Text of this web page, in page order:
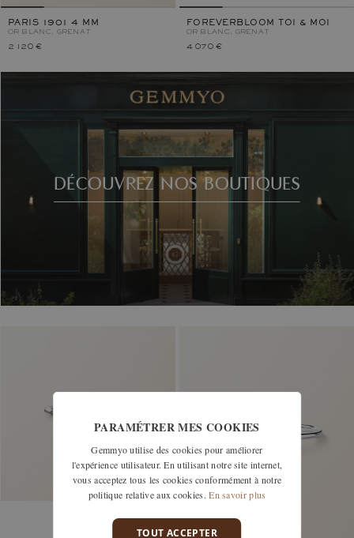
PARIS 1901 4 MM
OR BLANC, GRENAT
2 120 €
FOREVERBLOOM TOI & MOI
OR BLANC, GRENAT
4 070 €
DÉCOUVREZ NOS BOUTIQUES
PARAMÉTRER MES COOKIES
Gemmyo utilise des cookies pour améliorer
l'expérience utilisateur. En utilisant notre site internet,
vous acceptez tous les cookies conformément à notre
politique relative aux cookies. En savoir plus
TOUT ACCEPTER